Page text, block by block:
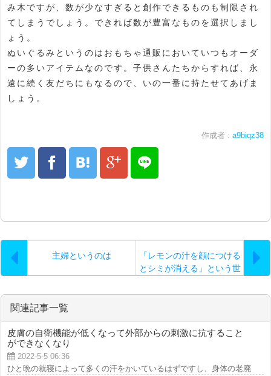
み木ですが、数が少なすぎると創作できるものも制限され
てしまうでしょう。できれば数が豊富なものを選択しまし
ょう。
ぬいぐるみというのはおもちゃ通販においていつもオーダ
ーの多いアイテムなのです。子供さんたちからすれば、永
遠に続く友だちにもなるので、いの一番に持たせてあげま
しょう。
作成者 : a9biqz38
主婦というのは
「レモンの汁を顔につける
とシミが消える」という世
関連記事一覧
皮膚の自衛機能が低くなって外部からの刺激に抗すること
ができなくなり
2022-5-5 06:36
ひと晩の就寝によって多くの汗をかいているはずですし、身体の老廃物が